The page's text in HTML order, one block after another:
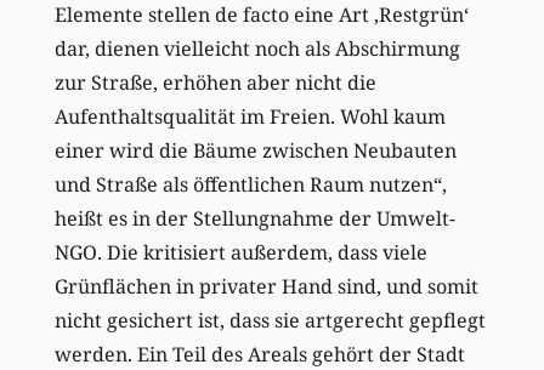
Elemente stellen de facto eine Art ‚Restgrün‘
dar, dienen vielleicht noch als Abschirmung
zur Straße, erhöhen aber nicht die
Aufenthaltsqualität im Freien. Wohl kaum
einer wird die Bäume zwischen Neubauten
und Straße als öffentlichen Raum nutzen“,
heißt es in der Stellungnahme der Umwelt-
NGO. Die kritisiert außerdem, dass viele
Grünflächen in privater Hand sind, und somit
nicht gesichert ist, dass sie artgerecht gepflegt
werden. Ein Teil des Areals gehört der Stadt